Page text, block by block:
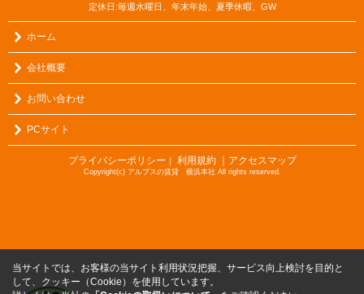
定休日:毎週水曜日、年末年始、夏季休暇、GW
ホーム
会社概要
お問い合わせ
PCサイト
プライバシーポリシー ｜ 利用規約 ｜アクセスマップ
Copyright(c) アルプスの賃貸 横浜本社 All rights reserved.
当サイトでは、お客様の当サイト利用状況把握、サービス向上検討を目的と
して、クッキー（Cookie）を使用しています。